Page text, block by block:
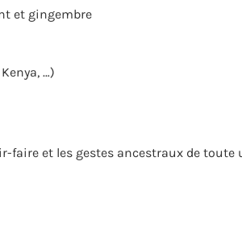
et gingembre
Kenya, …)
faire et les gestes ancestraux de